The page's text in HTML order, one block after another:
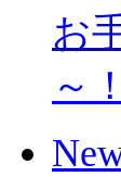
お
～